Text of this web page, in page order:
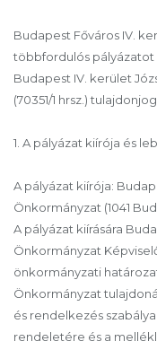
Budapest Főváros IV.
többfordulós pályázatot
Budapest IV. kerület
(70351/1 hrsz.)
1. A pályázat kiírója és
A pályázat kiírója:
Önkormányzat (1041
A pályázat kiírására
Önkormányzat
önkormányzati
Önkormányzat
és rendelkezés
rendeletére és a